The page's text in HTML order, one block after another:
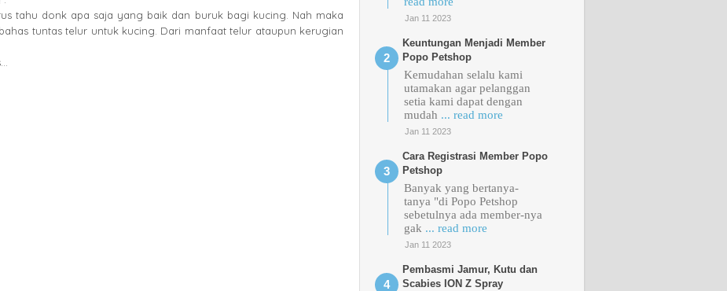
tahu donk apa saja yang baik dan buruk bagi kucing. Nah maka
tuntas telur untuk kucing. Dari manfaat telur ataupun kerugian
Obat Cacing Drontal
Obat Cacing
Albenworm Syrup
Kucing Kamu Terkena
Jamur
Kucing dan Anjing
Merk Detick
Jan 11 2023
Keuntungan Menjadi Member
Popo Petshop
Kemudahan selalu kami
utamakan agar pelanggan
setia kami dapat dengan
mudah ... read more
Jan 11 2023
Cara Registrasi Member Popo
Petshop
Banyak yang bertanya-
tanya "di Popo Petshop
sebetulnya ada member-nya
gak ... read more
Jan 11 2023
Pembasmi Jamur, Kutu dan
Scabies ION Z Spray